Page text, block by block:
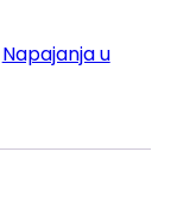
Napajanja u